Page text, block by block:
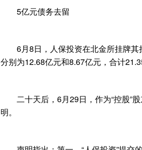
5亿元债务去留
6月8日，人保投资在北金所挂牌其
分别为12.68亿元和8.67亿元，合计
二十天后，6月29日，作为“控股”股
明。